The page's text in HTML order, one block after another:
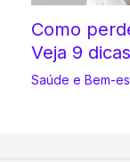
Como
Veja 9
Saúde e Bem-